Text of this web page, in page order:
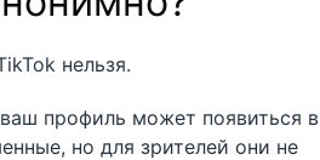
нельзя.
профиль может появиться в
но для зрителей они не